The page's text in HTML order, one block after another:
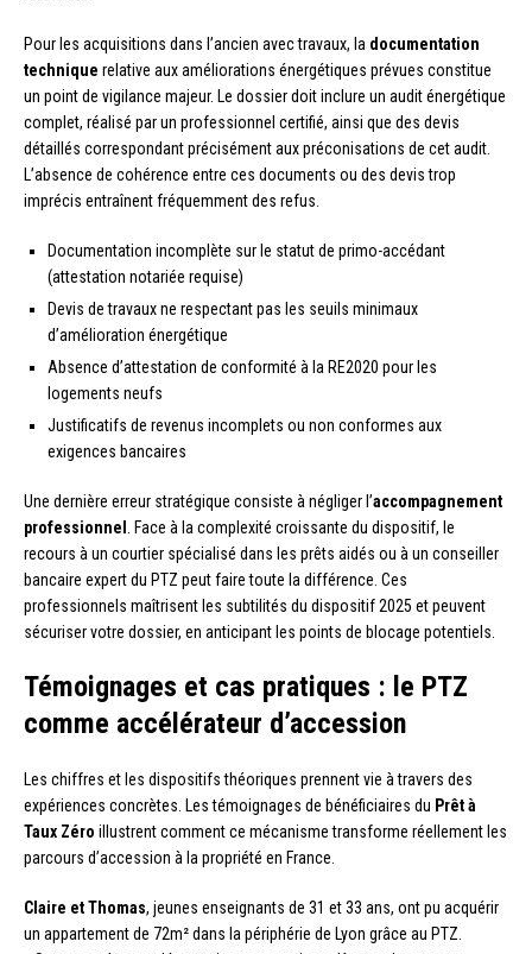
Pour les acquisitions dans l’ancien avec travaux, la documentation
technique relative aux améliorations énergétiques prévues constitue
un point de vigilance majeur. Le dossier doit inclure un audit énergétique
complet, réalisé par un professionnel certifié, ainsi que des devis
détaillés correspondant précisément aux préconisations de cet audit.
L’absence de cohérence entre ces documents ou des devis trop
imprécis entraînent fréquemment des refus.
Documentation incomplète sur le statut de primo-accédant
(attestation notariée requise)
Devis de travaux ne respectant pas les seuils minimaux
d’amélioration énergétique
Absence d’attestation de conformité à la RE2020 pour les
logements neufs
Justificatifs de revenus incomplets ou non conformes aux
exigences bancaires
Une dernière erreur stratégique consiste à négliger l’accompagnement
professionnel
. Face à la complexité croissante du dispositif, le
recours à un courtier spécialisé dans les prêts aidés ou à un conseiller
bancaire expert du PTZ peut faire toute la différence. Ces
professionnels maîtrisent les subtilités du dispositif 2025 et peuvent
sécuriser votre dossier, en anticipant les points de blocage potentiels.
Témoignages et cas pratiques : le PTZ
comme accélérateur d’accession
Les chiffres et les dispositifs théoriques prennent vie à travers des
expériences concrètes. Les témoignages de bénéficiaires du Prêt à
Taux Zéro illustrent comment ce mécanisme transforme réellement les
parcours d’accession à la propriété en France.
Claire et Thomas, jeunes enseignants de 31 et 33 ans, ont pu acquérir
un appartement de 72m² dans la périphérie de Lyon grâce au PTZ.